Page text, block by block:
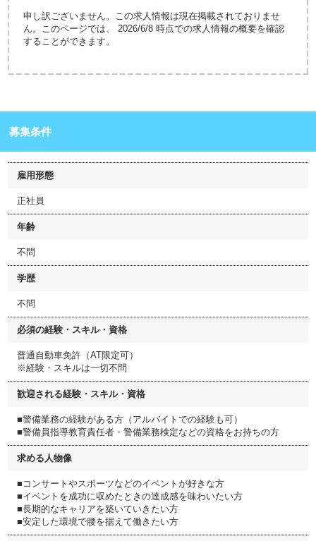
申し訳ございません。この求人情報は現在掲載されておりませ
ん。このページでは、 2026/6/8 時点での求人情報の概要を確認
することができます。
募集条件
雇用形態
正社員
年齢
不問
学歴
不問
必須の経験・スキル・資格
普通自動車免許（AT限定可）
※経験・スキルは一切不問
歓迎される経験・スキル・資格
■警備業務の経験がある方（アルバイトでの経験も可）
■警備員指導教育責任者・警備業務検定などの資格をお持ちの方
求める人物像
■コンサートやスポーツなどのイベントが好きな方
■イベントを成功に収めたときの達成感を味わいたい方
■長期的なキャリアを築いていきたい方
■安定した環境で腰を据えて働きたい方